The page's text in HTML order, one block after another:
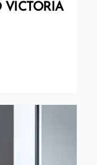
VICTORIA